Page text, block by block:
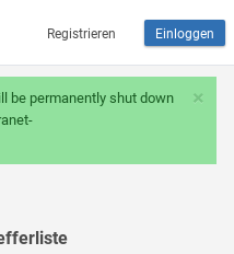
Registrieren Einloggen
×
be permanently shut down